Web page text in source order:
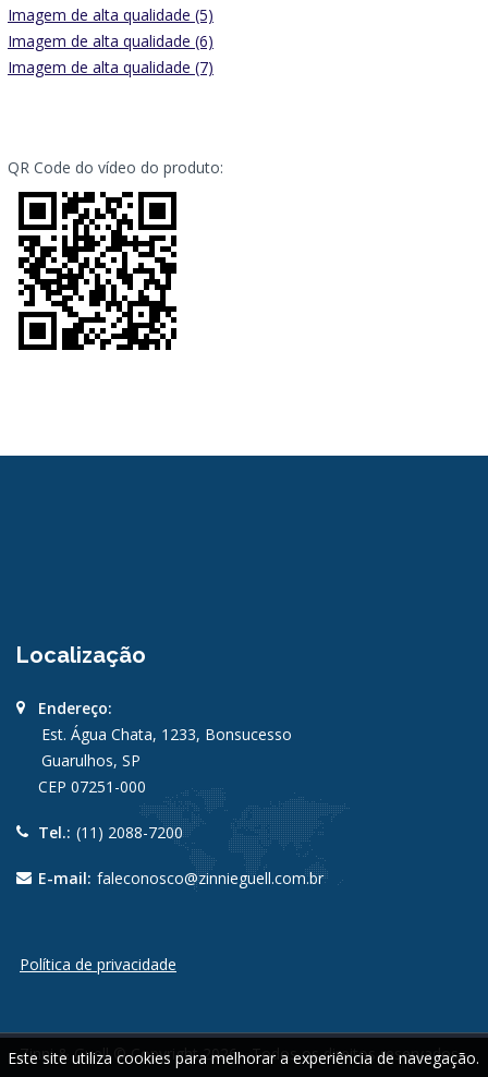
Imagem de alta qualidade (5)
Imagem de alta qualidade (6)
Imagem de alta qualidade (7)
QR Code do vídeo do produto:
Localização
Endereço:
Est. Água Chata, 1233, Bonsucesso
Guarulhos, SP
CEP 07251-000
Tel.: (11) 2088-7200
E-mail: faleconosco@zinnieguell.com.br
Política de privacidade
Zinni & Guell © Copyright 2026 - Todos os direitos reservados -
Este site utiliza cookies para melhorar a experiência de navegação.